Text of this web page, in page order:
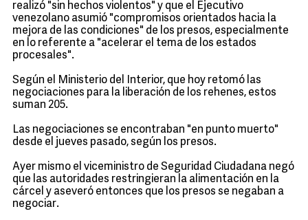
realizó "sin hechos violentos" y que el Ejecutivo
venezolano asumió "compromisos orientados hacia la
mejora de las condiciones" de los presos, especialmente
en lo referente a "acelerar el tema de los estados
procesales".
Según el Ministerio del Interior, que hoy retomó las
negociaciones para la liberación de los rehenes, estos
suman 205.
Las negociaciones se encontraban "en punto muerto"
desde el jueves pasado, según los presos.
Ayer mismo el viceministro de Seguridad Ciudadana negó
que las autoridades restringieran la alimentación en la
cárcel y aseveró entonces que los presos se negaban a
negociar.